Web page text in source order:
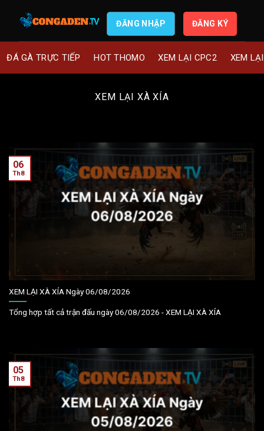
ĐĂNG NHẬP ĐĂNG KÝ
ĐÁ GÀ TRỰC TIẾP HOT THOMO XEM LẠI CPC2 XEM
XEM LẠI XÀ XÍA
XEM LẠI XÀ XÍA Ngày 06/08/2026
Tổng hợp tất cả trận đấu ngày 06/08/2026 - XEM LẠI XÀ XÍA
06
Th8
05
Th8